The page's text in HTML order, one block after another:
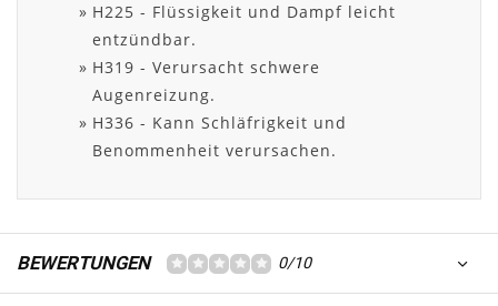
H225 - Flüssigkeit und Dampf leicht
entzündbar.
H319 - Verursacht schwere
Augenreizung.
H336 - Kann Schläfrigkeit und
Benommenheit verursachen.
BEWERTUNGEN 0/10